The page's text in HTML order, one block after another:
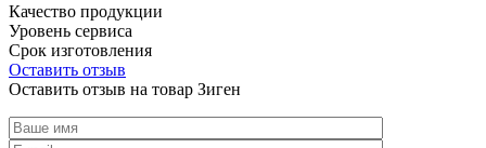
Качество продукции
Уровень сервиса
Срок изготовления
Оставить отзыв
Оставить отзыв на товар Зиген